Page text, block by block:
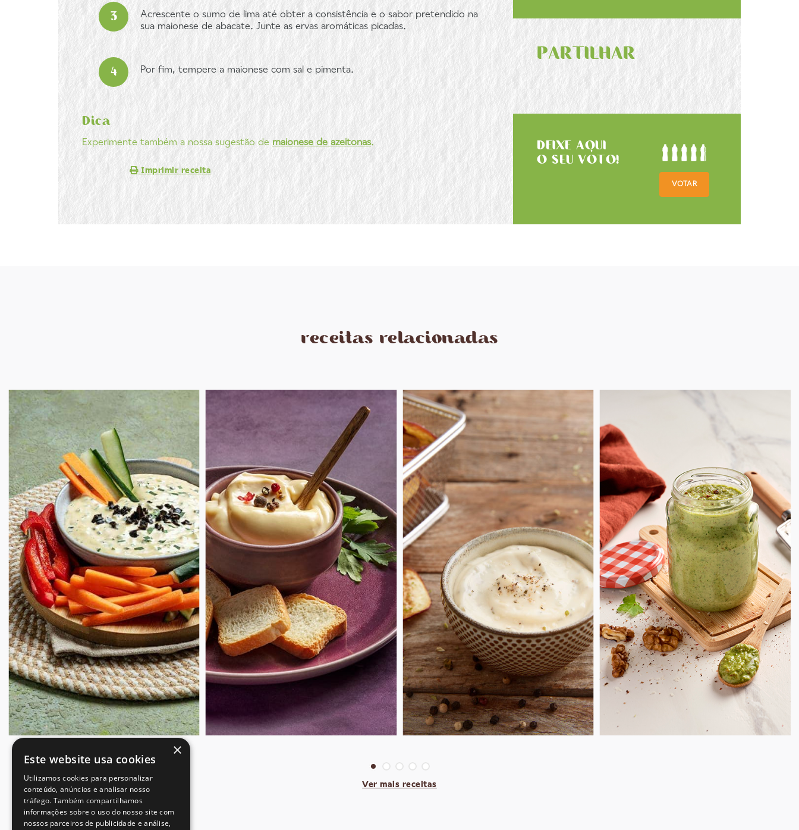
Acrescente o sumo de lima até obter a consistência e o sabor pretendido na
sua maionese de abacate. Junte as ervas aromáticas picadas.
Por fim, tempere a maionese com sal e pimenta.
Dica
Experimente também a nossa sugestão de maionese de azeitonas.
Imprimir receita
PARTILHAR
DEIXE AQUI
O SEU VOTO!
VOTAR
receitas relacionadas
Ver mais receitas
×
Este website usa cookies
Utilizamos cookies para personalizar
conteúdo, anúncios e analisar nosso
tráfego. Também compartilhamos
informações sobre o uso do nosso site com
nossos parceiros de publicidade e análise,